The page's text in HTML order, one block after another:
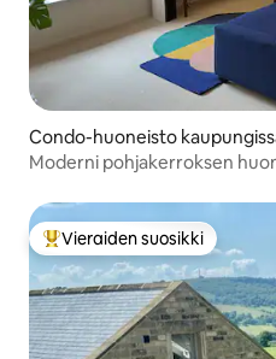
Condo-huoneisto
Moderni pohjakerroksen
Vieraiden suosikkien
Vieraiden suosikki